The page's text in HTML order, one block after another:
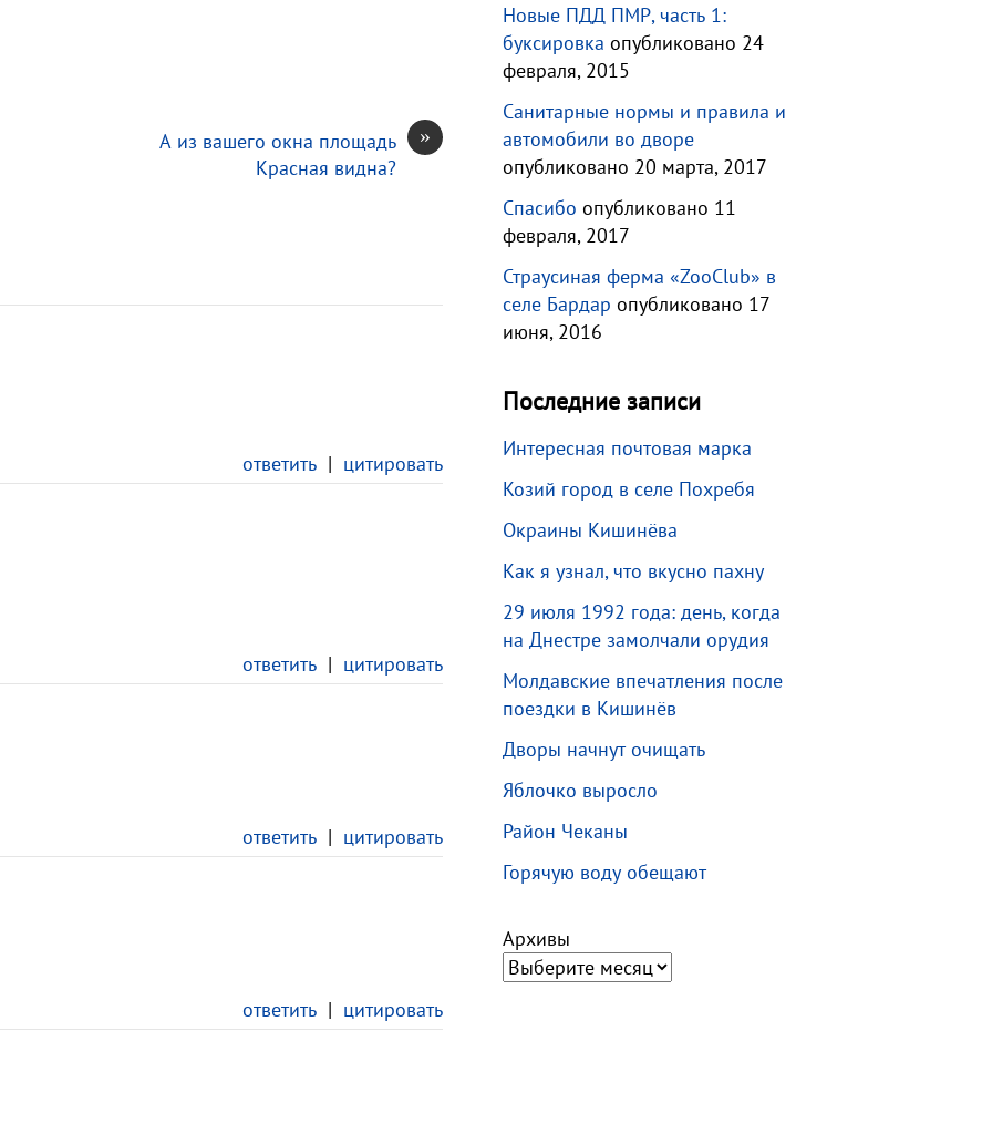
»
А из вашего окна площадь
Красная видна?
ответить | цитировать
ответить | цитировать
ответить | цитировать
ответить | цитировать
Новые ПДД ПМР, часть 1:
буксировка опубликовано 24
февраля, 2015
Санитарные нормы и правила и
автомобили во дворе
опубликовано 20 марта, 2017
Спасибо опубликовано 11
февраля, 2017
Страусиная ферма «ZooClub» в
селе Бардар опубликовано 17
июня, 2016
Последние записи
Интересная почтовая марка
Козий город в селе Похребя
Окраины Кишинёва
Как я узнал, что вкусно пахну
29 июля 1992 года: день, когда
на Днестре замолчали орудия
Молдавские впечатления после
поездки в Кишинёв
Дворы начнут очищать
Яблочко выросло
Район Чеканы
Горячую воду обещают
Архивы